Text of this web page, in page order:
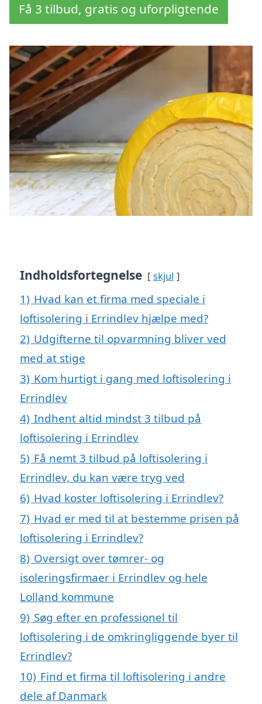
Få 3 tilbud, gratis og uforpligtende
Indholdsfortegnelse skjul
1) Hvad kan et firma med speciale i
loftisolering i Errindlev hjælpe med?
2) Udgifterne til opvarmning bliver ved
med at stige
3) Kom hurtigt i gang med loftisolering i
Errindlev
4) Indhent altid mindst 3 tilbud på
loftisolering i Errindlev
5) Få nemt 3 tilbud på loftisolering i
Errindlev, du kan være tryg ved
6) Hvad koster loftisolering i Errindlev?
7) Hvad er med til at bestemme prisen på
loftisolering i Errindlev?
8) Oversigt over tømrer- og
isoleringsfirmaer i Errindlev og hele
Lolland kommune
9) Søg efter en professionel til
loftisolering i de omkringliggende byer til
Errindlev?
10) Find et firma til loftisolering i andre
dele af Danmark